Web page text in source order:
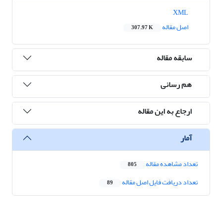
اصل مقاله
307.97 K
سابقه مقاله
هم رسانی
ارجاع به این مقاله
آمار
تعداد مشاهده مقاله 805
تعداد دریافت فایل اصل مقاله 89